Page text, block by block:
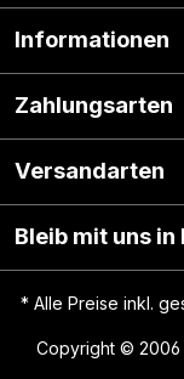
Informationen
Zahlungsarten
Versandarten
Bleib mit uns in
* Alle Preise inkl.
Copyright © 2006